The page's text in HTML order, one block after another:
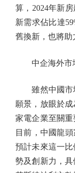
算，2024年新
新需求佔比達
舊換新，也將助
中企海外市
雖然中國市場
願景，放眼於
家電企業至關重
目前，中國龍頭
預計未來這一
勢及創新力，